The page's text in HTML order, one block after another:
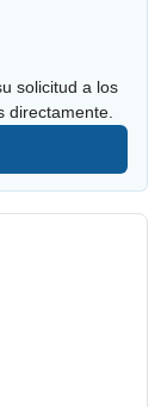
solicitud a los
directamente.